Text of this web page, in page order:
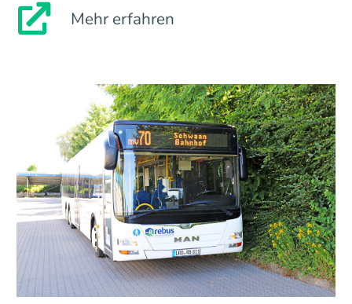
Mehr erfahren